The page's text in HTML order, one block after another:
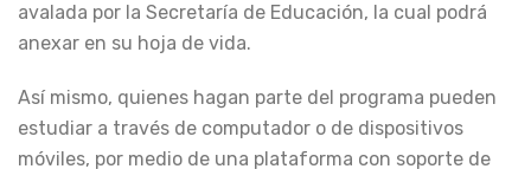
avalada por la Secretaría de Educación, la cual podrá
anexar en su hoja de vida.
Así mismo, quienes hagan parte del programa pueden
estudiar a través de computador o de dispositivos
móviles, por medio de una plataforma con soporte de